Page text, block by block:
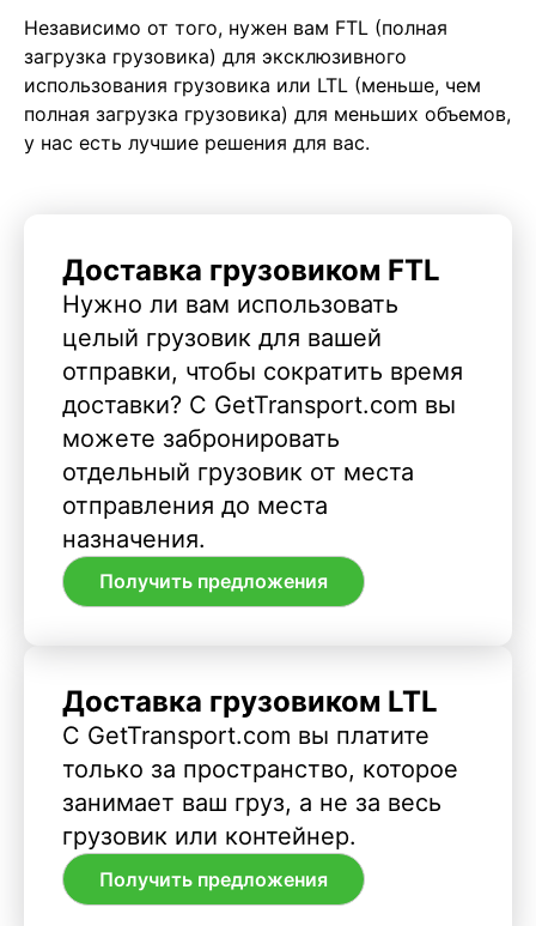
Независимо от того, нужен вам FTL (полная
загрузка грузовика) для эксклюзивного
использования грузовика или LTL (меньше, чем
полная загрузка грузовика) для меньших объемов,
у нас есть лучшие решения для вас.
Доставка грузовиком FTL
Нужно ли вам использовать
целый грузовик для вашей
отправки, чтобы сократить время
доставки? С GetTransport.com вы
можете забронировать
отдельный грузовик от места
отправления до места
назначения.
Получить предложения
Доставка грузовиком LTL
С GetTransport.com вы платите
только за пространство, которое
занимает ваш груз, а не за весь
грузовик или контейнер.
Получить предложения